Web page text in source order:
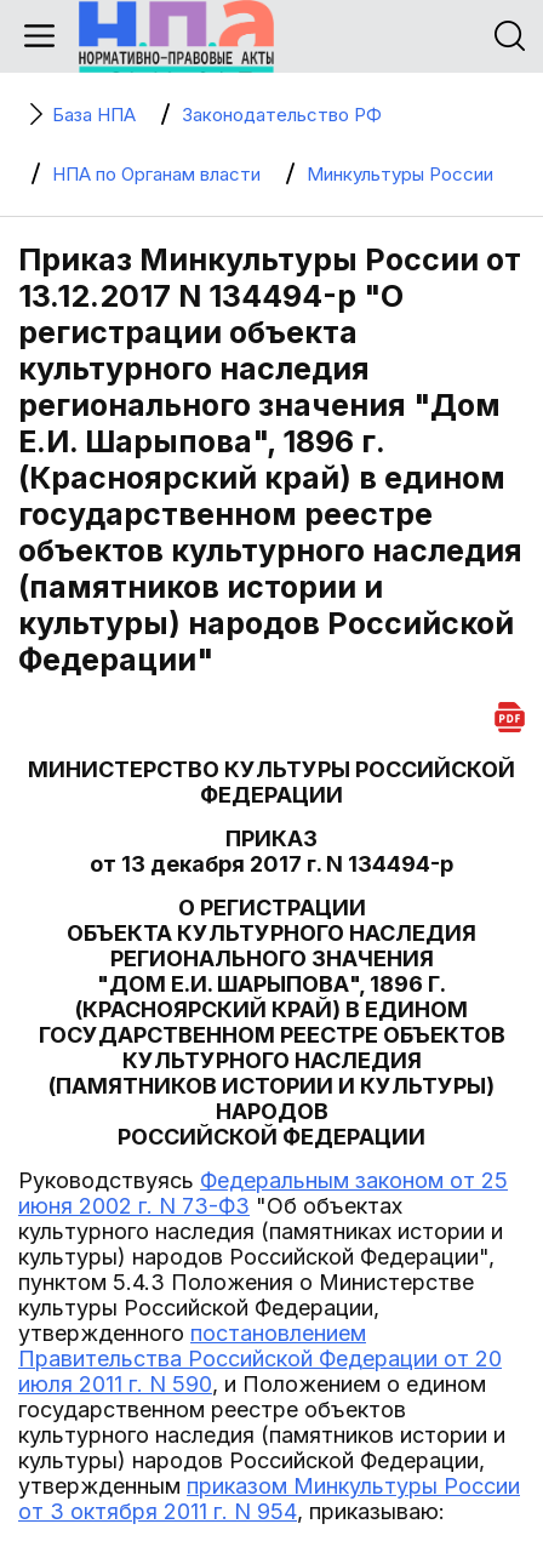
База НПА Законодательство РФ
НПА по Органам власти Минкультуры России
Приказ Минкультуры России от
13.12.2017 N 134494-р "О
регистрации объекта
культурного наследия
регионального значения "Дом
Е.И. Шарыпова", 1896 г.
(Красноярский край) в едином
государственном реестре
объектов культурного наследия
(памятников истории и
культуры) народов Российской
Федерации"
МИНИСТЕРСТВО КУЛЬТУРЫ РОССИЙСКОЙ
ФЕДЕРАЦИИ
ПРИКАЗ
от 13 декабря 2017 г. N 134494-р
О РЕГИСТРАЦИИ
ОБЪЕКТА КУЛЬТУРНОГО НАСЛЕДИЯ
РЕГИОНАЛЬНОГО ЗНАЧЕНИЯ
"ДОМ Е.И. ШАРЫПОВА", 1896 Г.
(КРАСНОЯРСКИЙ КРАЙ) В ЕДИНОМ
ГОСУДАРСТВЕННОМ РЕЕСТРЕ ОБЪЕКТОВ
КУЛЬТУРНОГО НАСЛЕДИЯ
(ПАМЯТНИКОВ ИСТОРИИ И КУЛЬТУРЫ)
НАРОДОВ
РОССИЙСКОЙ ФЕДЕРАЦИИ
Руководствуясь Федеральным законом от 25
июня 2002 г. N 73-ФЗ "Об объектах
культурного наследия (памятниках истории и
культуры) народов Российской Федерации",
пунктом 5.4.3 Положения о Министерстве
культуры Российской Федерации,
утвержденного постановлением
Правительства Российской Федерации от 20
июля 2011 г. N 590, и Положением о едином
государственном реестре объектов
культурного наследия (памятников истории и
культуры) народов Российской Федерации,
утвержденным приказом Минкультуры России
от 3 октября 2011 г. N 954, приказываю: